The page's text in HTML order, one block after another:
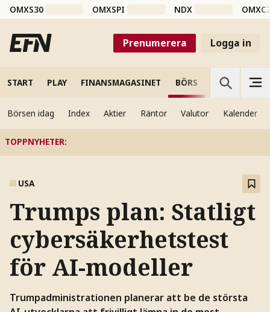
OMXS30 OMXSPI NDX
Prenumerera Logga in
START PLAY FINANSMAGASINET BÖRS VETENSKAP
Börsen idag Index Aktier Räntor Valutor Kalender
TOPPNYHETER:
USA
Trumps plan: Statligt
cybersäkerhetstest
för AI-modeller
Trumpadministrationen planerar att be de största